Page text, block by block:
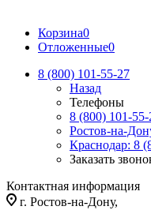
Корзина0
Отложенные0
8 (800) 101-55-27
Назад
Телефоны
8 (800) 101-55-
Ростов-на-
Краснодар: 8
Заказать
Контактная информация
г. Ростов-на-Дону,